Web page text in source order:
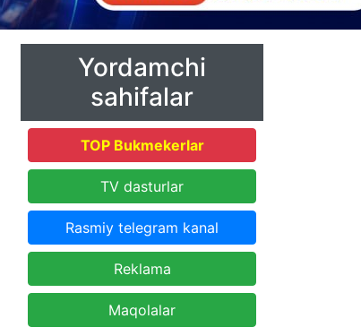
Yordamchi
sahifalar
TOP Bukmekerlar
TV dasturlar
Rasmiy telegram kanal
Reklama
Maqolalar